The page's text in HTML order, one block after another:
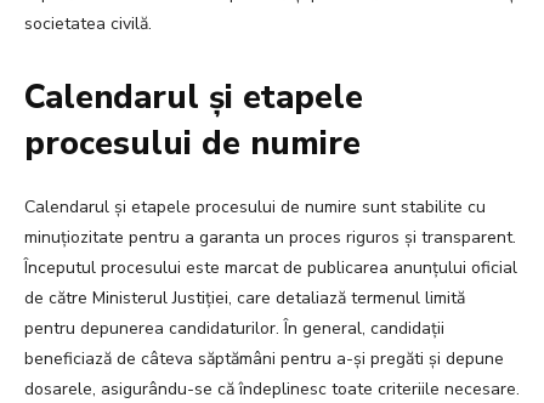
societatea civilă.
Calendarul și etapele
procesului de numire
Calendarul și etapele procesului de numire sunt stabilite cu
minuțiozitate pentru a garanta un proces riguros și transparent.
Începutul procesului este marcat de publicarea anunțului oficial
de către Ministerul Justiției, care detaliază termenul limită
pentru depunerea candidaturilor. În general, candidații
beneficiază de câteva săptămâni pentru a-și pregăti și depune
dosarele, asigurându-se că îndeplinesc toate criteriile necesare.